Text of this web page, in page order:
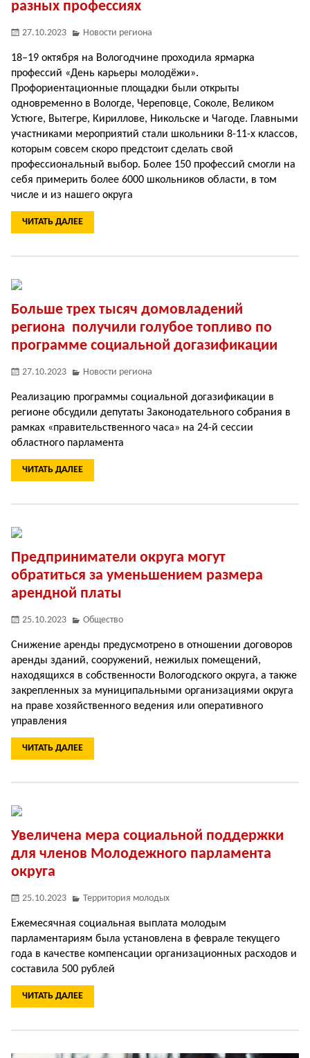
разных профессиях
27.10.2023 Новости региона
18–19 октября на Вологодчине проходила ярмарка
профессий «День карьеры молодёжи».
Профориентационные площадки были открыты
одновременно в Вологде, Череповце, Соколе, Великом
Устюге, Вытегре, Кириллове, Никольске и Чагоде. Главными
участниками мероприятий стали школьники 8­-11-­х классов,
которым совсем скоро предстоит сделать свой
профессиональный выбор. Более 150 профессий смогли на
себя примерить более 6000 школьников области, в том
числе и из нашего округа
ЧИТАТЬ ДАЛЕЕ
Больше трех тысяч домовладений
региона получили голубое топливо по
программе социальной догазификации
27.10.2023 Новости региона
Реализацию программы социальной догазификации в
регионе обсудили депутаты Законодательного собрания в
рамках «правительственного часа» на 24-­й сессии
областного парламента
ЧИТАТЬ ДАЛЕЕ
Предприниматели округа могут
обратиться за уменьшением размера
арендной платы
25.10.2023 Общество
Снижение аренды предусмотрено в отношении договоров
аренды зданий, сооружений, нежилых помещений,
находящихся в собственности Вологодского округа, а также
закрепленных за муниципальными организациями округа
на праве хозяйственного ведения или оперативного
управления
ЧИТАТЬ ДАЛЕЕ
Увеличена мера социальной поддержки
для членов Молодежного парламента
округа
25.10.2023 Территория молодых
Ежемесячная социальная выплата молодым
парламентариям была установлена в феврале текущего
года в качестве компенсации организационных расходов и
составила 500 рублей
ЧИТАТЬ ДАЛЕЕ